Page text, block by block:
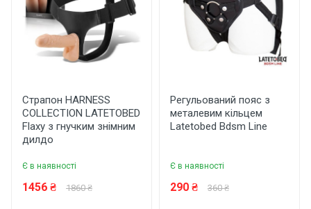
Коментар
Залишити відгук
Страпон HARNESS
COLLECTION LATETOBED
Flaxy з гнучким знімним
дилдо
Є в наявності
1456 ₴ 1860 ₴
Регульований пояс з
металевим кільцем
Latetobed ​​Bdsm Line
Є в наявності
290 ₴ 360 ₴